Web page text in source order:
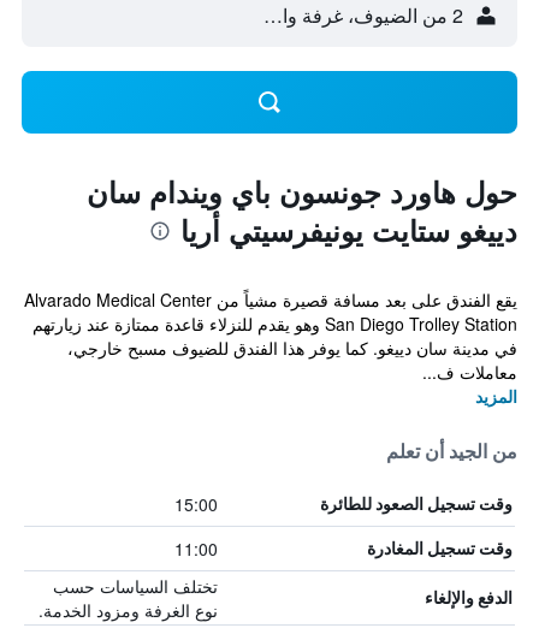
2 من الضيوف، غرفة واحدة
حول هاورد جونسون باي ويندام سان
دييغو ستايت يونيفرسيتي أريا
يقع الفندق على بعد مسافة قصيرة مشياً من Alvarado Medical Center
San Diego Trolley Station وهو يقدم للنزلاء قاعدة ممتازة عند زيارتهم
في مدينة سان دييغو. كما يوفر هذا الفندق للضيوف مسبح خارجي،
معاملات ف...
المزيد
من الجيد أن تعلم
وقت تسجيل الصعود للطائرة 15:00
وقت تسجيل المغادرة 11:00
الدفع والإلغاء
تختلف السياسات حسب
نوع الغرفة ومزود الخدمة.